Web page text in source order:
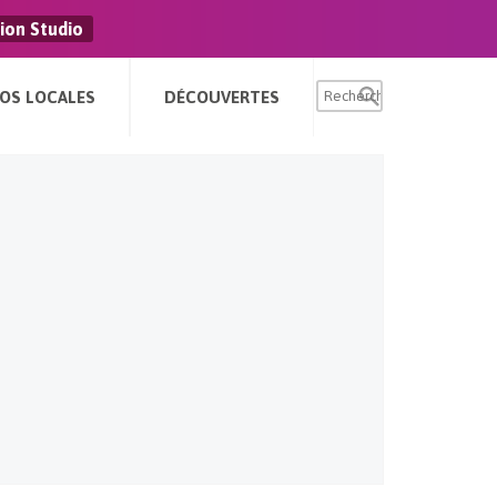
Studio
LOCALES DÉCOUVERTES